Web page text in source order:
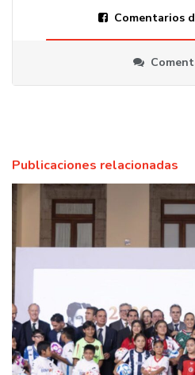
Comentarios
Publicaciones relacionadas